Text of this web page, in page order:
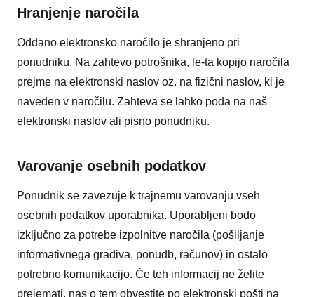
Hranjenje naročila
Oddano elektronsko naročilo je shranjeno pri
ponudniku. Na zahtevo potrošnika, le-ta kopijo naročila
prejme na elektronski naslov oz. na fizični naslov, ki je
naveden v naročilu. Zahteva se lahko poda na naš
elektronski naslov ali pisno ponudniku.
Varovanje osebnih podatkov
Ponudnik se zavezuje k trajnemu varovanju vseh
osebnih podatkov uporabnika. Uporabljeni bodo
izključno za potrebe izpolnitve naročila (pošiljanje
informativnega gradiva, ponudb, računov) in ostalo
potrebno komunikacijo. Če teh informacij ne želite
prejemati, nas o tem obvestite po elektronski pošti na